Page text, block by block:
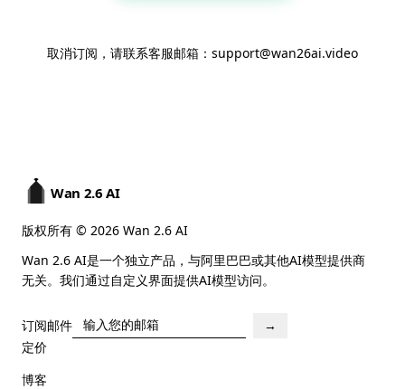
取消订阅，请联系客服邮箱：support@wan26ai.video
Wan 2.6 AI
版权所有 © 2026 Wan 2.6 AI
Wan 2.6 AI是一个独立产品，与阿里巴巴或其他AI模型提供商
无关。我们通过自定义界面提供AI模型访问。
订阅邮件
→
定价
博客